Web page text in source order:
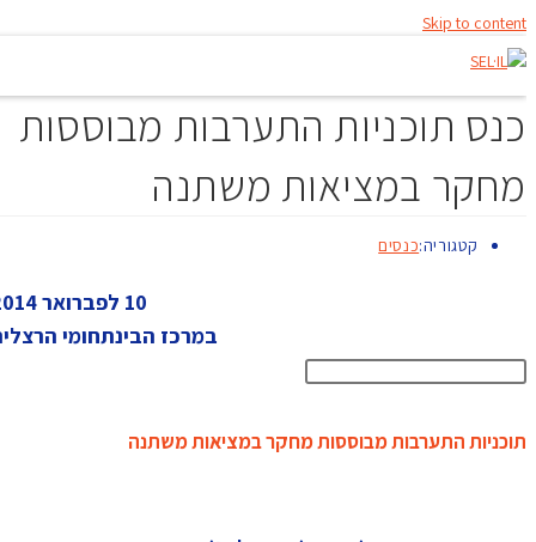
Skip to content
כנס תוכניות התערבות מבוססות
מחקר במציאות משתנה
קטגוריה:כנסים
10 לפברואר 2014
במרכז הבינתחומי הרצליה
תוכניות התערבות מבוססות מחקר במציאות משתנה